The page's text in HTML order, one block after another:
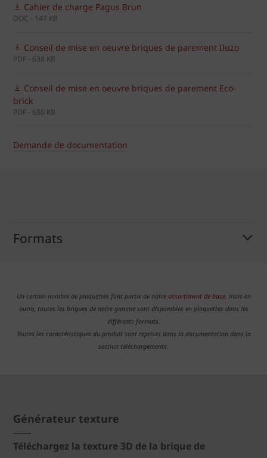
Cahier de charge Pagus Brun
DOC - 147 KB
Conseil de mise en oeuvre briques de parement Iluzo
PDF - 638 KB
Conseil de mise en oeuvre briques de parement Eco-
brick
PDF - 680 KB
Demande de documentation
Formats
Un certain nombre de plaquettes font partie de notre assortiment de base, mais en
outre, toutes les briques de notre gamme sont disponibles en plaquettes dans les
différents formats.
Toutes les caractéristiques du produit sont reprises dans la documentation dans la
section téléchargements.
Générateur texture
Téléchargez la texture 3D de la brique de